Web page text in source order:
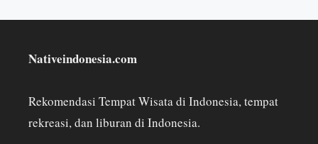
Nativeindonesia.com
Rekomendasi Tempat Wisata di Indonesia, tempat
rekreasi, dan liburan di Indonesia.